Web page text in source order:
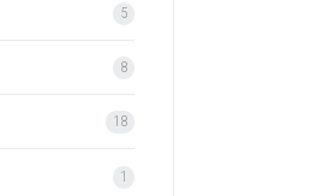
5
8
18
1